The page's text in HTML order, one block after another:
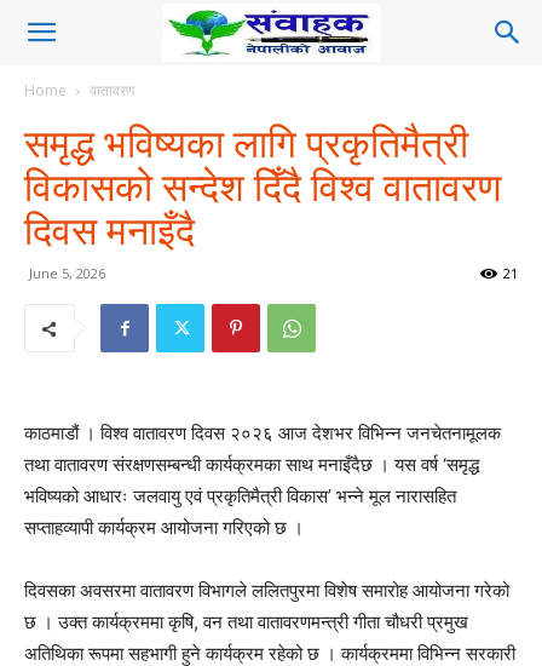
Home वातावरण
समृद्ध भविष्यका लागि प्रकृतिमैत्री
विकासको सन्देश दिँदै विश्व वातावरण
दिवस मनाइँदै
June 5, 2026 21
काठमाडौं । विश्व वातावरण दिवस २०२६ आज देशभर विभिन्न जनचेतनामूलक
तथा वातावरण संरक्षणसम्बन्धी कार्यक्रमका साथ मनाइँदैछ । यस वर्ष ‘समृद्ध
भविष्यको आधारः जलवायु एवं प्रकृतिमैत्री विकास’ भन्ने मूल नारासहित
सप्ताहव्यापी कार्यक्रम आयोजना गरिएको छ ।
दिवसका अवसरमा वातावरण विभागले ललितपुरमा विशेष समारोह आयोजना गरेको
छ । उक्त कार्यक्रममा कृषि, वन तथा वातावरणमन्त्री गीता चौधरी प्रमुख
अतिथिका रूपमा सहभागी हुने कार्यक्रम रहेको छ । कार्यक्रममा विभिन्न सरकारी